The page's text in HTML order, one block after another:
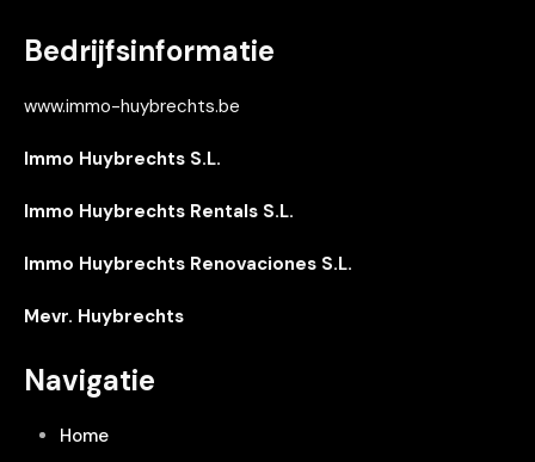
Bedrijfsinformatie
www.immo-huybrechts.be
Immo Huybrechts S.L.
Immo Huybrechts Rentals S.L.
Immo Huybrechts Renovaciones S.L.
Mevr. Huybrechts
Navigatie
Home